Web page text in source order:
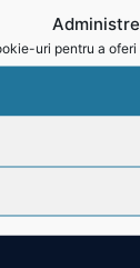
uri pentru a
Rugby